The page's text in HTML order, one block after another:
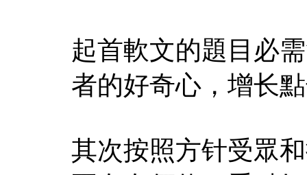
起首軟文的題目必
者的好奇心，增长
其次按照方针受眾